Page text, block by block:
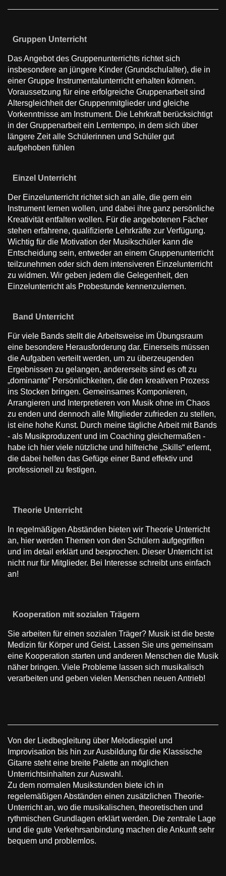
Gruppen Unterricht
Das Angebot des Gruppenunterrichts richtet sich
insbesondere an jüngere Kinder (Grundschulalter), die in
einer Gruppe Instrumentalunterricht erhalten können.
Voraussetzung für eine erfolgreiche Gruppenarbeit sind
Altersgleichheit der Gruppenmitglieder und gleiche
Vorkenntnisse am Instrument. Die Lehrkraft berücksichtigt
in der Gruppenarbeit ein Lerntempo, in dem sich über
längere Zeit alle Schülerinnen und Schüler gut
aufgehoben fühlen
Einzel Unterricht
Der Einzelunterricht richtet sich an alle, die gern ein
Instrument lernen wollen, und dabei ihre ganz persönliche
Kreativität entfalten wollen. Für die angebotenen Fächer
stehen erfahrene, qualiﬁzierte Lehrkräfte zur Verfügung.
Wichtig für die Motivation der Musikschüler kann die
Entscheidung sein, entweder an einem Gruppenunterricht
teilzunehmen oder sich dem intensiveren Einzelunterricht
zu widmen. Wir geben jedem die Gelegenheit, den
Einzelunterricht als Probestunde kennenzulernen.
Band Unterricht
Für viele Bands stellt die Arbeitsweise im Übungsraum
eine besondere Herausforderung dar. Einerseits müssen
die Aufgaben verteilt werden, um zu überzeugenden
Ergebnissen zu gelangen, andererseits sind es oft zu
„dominante“ Persönlichkeiten, die den kreativen Prozess
ins Stocken bringen. Gemeinsames Komponieren,
Arrangieren und Interpretieren von Musik ohne im Chaos
zu enden und dennoch alle Mitglieder zufrieden zu stellen,
ist eine hohe Kunst. Durch meine tägliche Arbeit mit Bands
- als Musikproduzent und im Coaching gleichermaßen -
habe ich hier viele nützliche und hilfreiche „Skills“ erlernt,
die dabei helfen das Gefüge einer Band effektiv und
professionell zu festigen.
Theorie Unterricht
In regelmäßigen Abständen bieten wir Theorie Unterricht
an, hier werden Themen von den Schülern aufgegriffen
und im detail erklärt und besprochen. Dieser Unterricht ist
nicht nur für Mitglieder. Bei Interesse schreibt uns einfach
an!
Kooperation mit sozialen Trägern
Sie arbeiten für einen sozialen Träger? Musik ist die beste
Medizin für Körper und Geist. Lassen Sie uns gemeinsam
eine Kooperation starten und anderen Menschen die Musik
näher bringen. Viele Probleme lassen sich musikalisch
verarbeiten und geben vielen Menschen neuen Antrieb!
Von der Liedbegleitung über Melodiespiel und
Improvisation bis hin zur Ausbildung für die Klassische
Gitarre steht eine breite Palette an möglichen
Unterrichtsinhalten zur Auswahl.
Zu dem normalen Musikstunden biete ich in
regelemäßigen Abständen einen zusätzlichen Theorie-
Unterricht an, wo die musikalischen, theoretischen und
rythmischen Grundlagen erklärt werden. Die zentrale Lage
und die gute Verkehrsanbindung machen die Ankunft sehr
bequem und problemlos.